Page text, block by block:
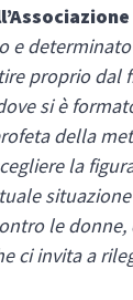
e
proprio dal
si è
della
la
le
ci invita a